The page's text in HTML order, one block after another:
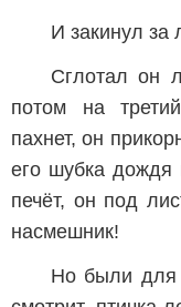
И закинул за
Сглотал он
потом на
пахнет, он
его шубка дождя
печёт, он под
насмешник!
Но были для